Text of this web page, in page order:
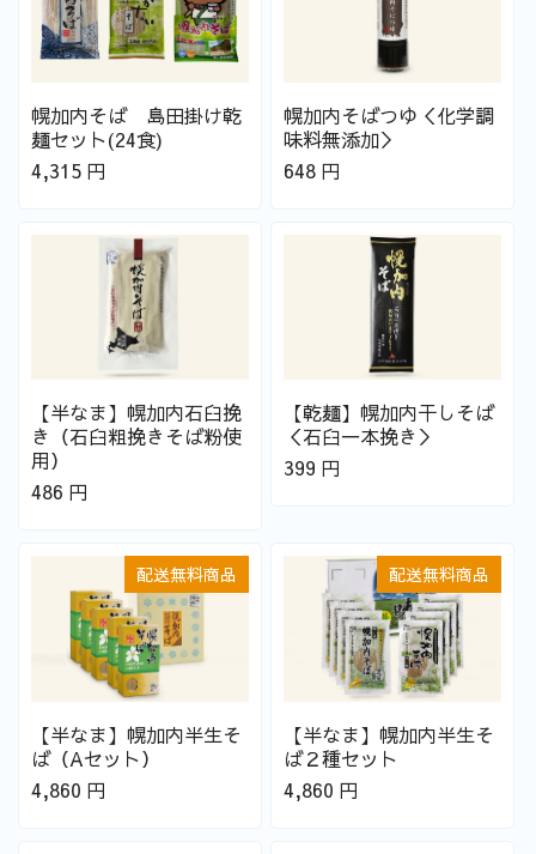
幌加内そば 島田掛け乾
麺セット(24食)
4,315 円
幌加内そばつゆ＜化学調
味料無添加＞
648 円
【半なま】幌加内石臼挽
き（石臼粗挽きそば粉使
用）
486 円
【乾麺】幌加内干しそば
＜石臼一本挽き＞
399 円
配送無料商品
【半なま】幌加内半生そ
ば（Aセット）
4,860 円
配送無料商品
【半なま】幌加内半生そ
ば２種セット
4,860 円